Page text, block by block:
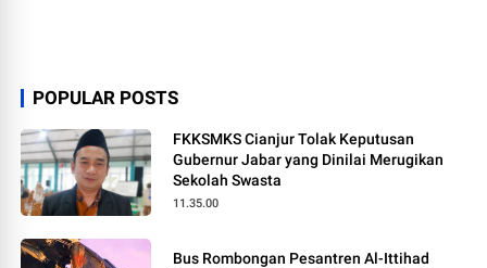
POPULAR POSTS
FKKSMKS Cianjur Tolak Keputusan
Gubernur Jabar yang Dinilai Merugikan
Sekolah Swasta
11.35.00
Bus Rombongan Pesantren Al-Ittihad